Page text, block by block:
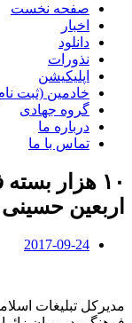
صفحه نخست
اخبار
دانلود
نذورات
اپلیکیشن
خادمین (ثبت
گروه جهادی
درباره ما
تماس با ما
۱۰ هزار
اربعین
2017-09-24